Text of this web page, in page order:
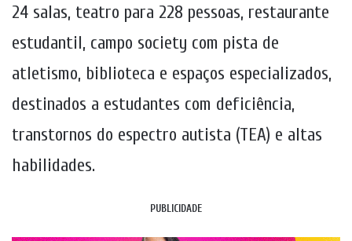
24 salas, teatro para 228 pessoas, restaurante
estudantil, campo society com pista de
atletismo, biblioteca e espaços especializados,
destinados a estudantes com deficiência,
transtornos do espectro autista (TEA) e altas
habilidades.
PUBLICIDADE